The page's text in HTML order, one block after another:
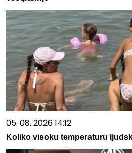
05. 08. 2026 14:12
Koliko visoku temperaturu